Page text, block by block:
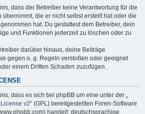
dass der Betreiber keine Verantwortung für die
übernimmt, die er nicht selbst erstellt hat oder die
hat. Du gestattest dem Betreiber, dein
und Funktionen jederzeit zu löschen oder zu
darüber hinaus, deine Beiträge
gegen o. g. Regeln verstoßen oder geeignet
einem Dritten Schaden zuzufügen.
dass es sich bei phpBB um eine unter der „
v2“ (GPL) bereitgestellten Foren-Software
handelt; deutschsprachige